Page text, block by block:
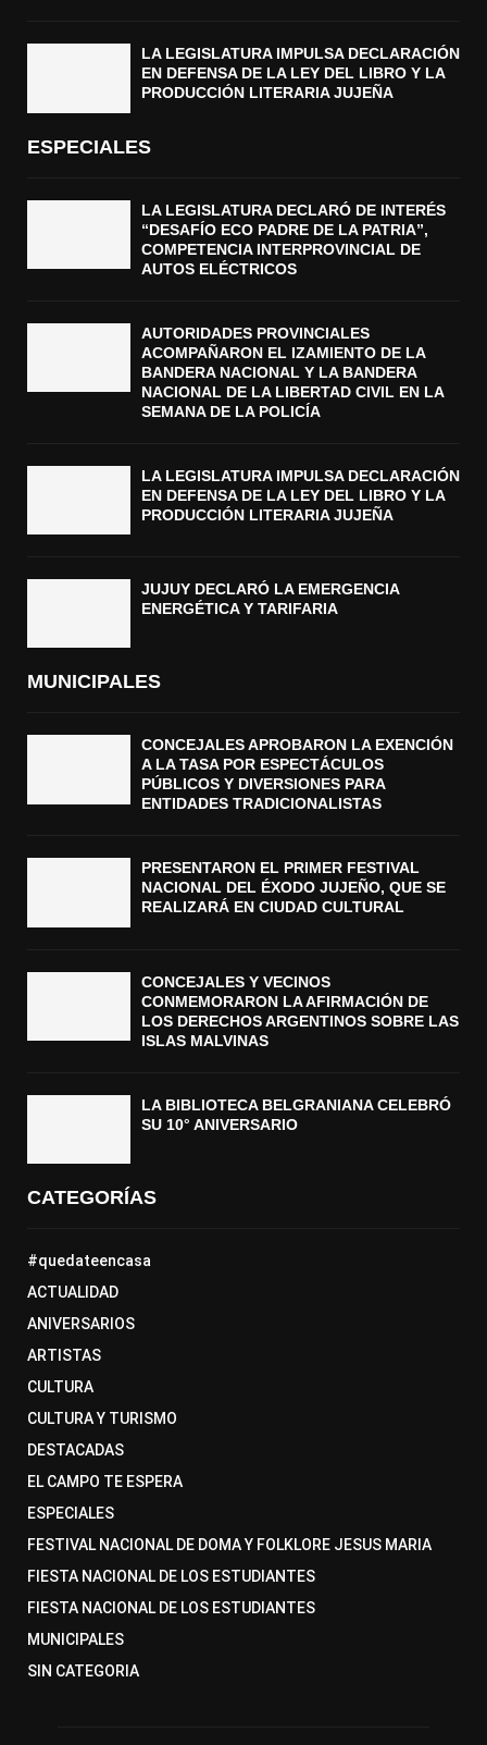
LA LEGISLATURA IMPULSA DECLARACIÓN
EN DEFENSA DE LA LEY DEL LIBRO Y LA
PRODUCCIÓN LITERARIA JUJEÑA
ESPECIALES
LA LEGISLATURA DECLARÓ DE INTERÉS
“DESAFÍO ECO PADRE DE LA PATRIA”,
COMPETENCIA INTERPROVINCIAL DE
AUTOS ELÉCTRICOS
AUTORIDADES PROVINCIALES
ACOMPAÑARON EL IZAMIENTO DE LA
BANDERA NACIONAL Y LA BANDERA
NACIONAL DE LA LIBERTAD CIVIL EN LA
SEMANA DE LA POLICÍA
LA LEGISLATURA IMPULSA DECLARACIÓN
EN DEFENSA DE LA LEY DEL LIBRO Y LA
PRODUCCIÓN LITERARIA JUJEÑA
JUJUY DECLARÓ LA EMERGENCIA
ENERGÉTICA Y TARIFARIA
MUNICIPALES
CONCEJALES APROBARON LA EXENCIÓN
A LA TASA POR ESPECTÁCULOS
PÚBLICOS Y DIVERSIONES PARA
ENTIDADES TRADICIONALISTAS
PRESENTARON EL PRIMER FESTIVAL
NACIONAL DEL ÉXODO JUJEÑO, QUE SE
REALIZARÁ EN CIUDAD CULTURAL
CONCEJALES Y VECINOS
CONMEMORARON LA AFIRMACIÓN DE
LOS DERECHOS ARGENTINOS SOBRE LAS
ISLAS MALVINAS
LA BIBLIOTECA BELGRANIANA CELEBRÓ
SU 10° ANIVERSARIO
CATEGORÍAS
#quedateencasa
ACTUALIDAD
ANIVERSARIOS
ARTISTAS
CULTURA
CULTURA Y TURISMO
DESTACADAS
EL CAMPO TE ESPERA
ESPECIALES
FESTIVAL NACIONAL DE DOMA Y FOLKLORE JESUS MARIA
FIESTA NACIONAL DE LOS ESTUDIANTES
FIESTA NACIONAL DE LOS ESTUDIANTES
MUNICIPALES
SIN CATEGORIA